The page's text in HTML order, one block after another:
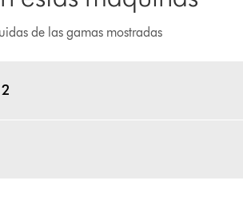
de las gamas mostradas